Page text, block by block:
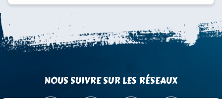
NOUS SUIVRE SUR LES RÉSEAUX